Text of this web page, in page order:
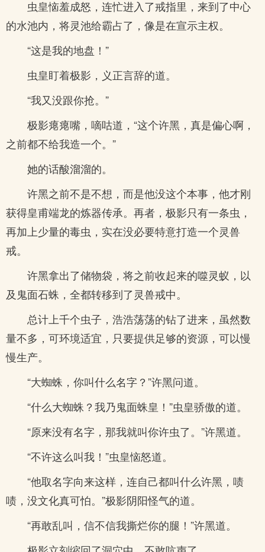
虫皇恼羞成怒，连忙进入了戒指里，来到了中心
的水池内，将灵池给霸占了，像是在宣示主权。
“这是我的地盘！”
虫皇盯着极影，义正言辞的道。
“我又没跟你抢。”
极影瘪瘪嘴，嘀咕道，“这个许黑，真是偏心啊，
之前都不给我造一个。”
她的话酸溜溜的。
许黑之前不是不想，而是他没这个本事，他才刚
获得皇甫端龙的炼器传承。再者，极影只有一条虫，
再加上少量的毒虫，实在没必要特意打造一个灵兽
戒。
许黑拿出了储物袋，将之前收起来的噬灵蚁，以
及鬼面石蛛，全都转移到了灵兽戒中。
总计上千个虫子，浩浩荡荡的钻了进来，虽然数
量不多，可环境适宜，只要提供足够的资源，可以慢
慢生产。
“大蜘蛛，你叫什么名字？”许黑问道。
“什么大蜘蛛？我乃鬼面蛛皇！”虫皇骄傲的道。
“原来没有名字，那我就叫你许虫了。”许黑道。
“不许这么叫我！”虫皇恼怒道。
“他取名字向来这样，连自己都叫什么许黑，啧
啧，没文化真可怕。”极影阴阳怪气的道。
“再敢乱叫，信不信我撕烂你的腿！”许黑道。